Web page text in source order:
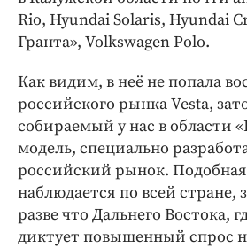
Rio, Hyundai Solaris, Hyundai
Гранта», Volkswagen Polo.
Как видим, в неё не попала
российского рынка Vesta,
собираемый у нас в области
модель, специально
российский рынок.
наблюдается по всей стране,
разве что Дальнего Востока,
диктует повышенный спрос